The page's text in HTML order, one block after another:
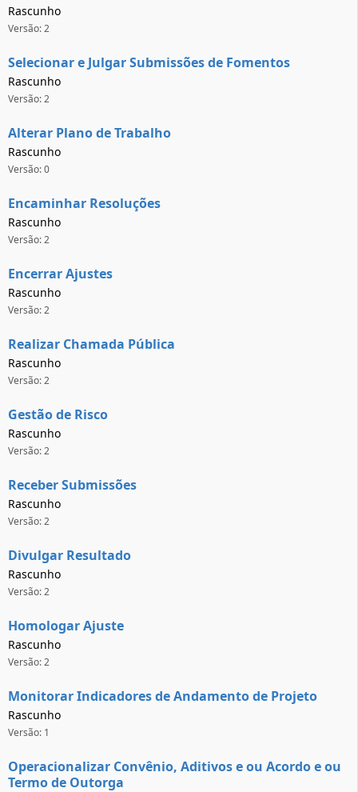
Rascunho
Versão: 2
Selecionar e Julgar Submissões de Fomentos
Rascunho
Versão: 2
Alterar Plano de Trabalho
Rascunho
Versão: 0
Encaminhar Resoluções
Rascunho
Versão: 2
Encerrar Ajustes
Rascunho
Versão: 2
Realizar Chamada Pública
Rascunho
Versão: 2
Gestão de Risco
Rascunho
Versão: 2
Receber Submissões
Rascunho
Versão: 2
Divulgar Resultado
Rascunho
Versão: 2
Homologar Ajuste
Rascunho
Versão: 2
Monitorar Indicadores de Andamento de Projeto
Rascunho
Versão: 1
Operacionalizar Convênio, Aditivos e ou Acordo e ou
Termo de Outorga